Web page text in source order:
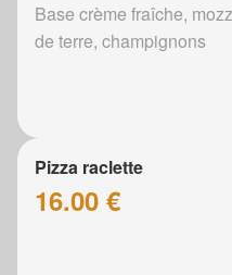
Base crème fraîche,
de terre, champignons
Pizza raclette
16.00 €